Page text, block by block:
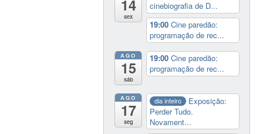
14
sex
cinebiografia de D...
19:00Cine paredão:
programação de rec...
AGO
15
sáb
19:00Cine paredão:
programação de rec...
AGO
17
seg
dia inteiro
Exposição:
Perder Tudo.
Novament...